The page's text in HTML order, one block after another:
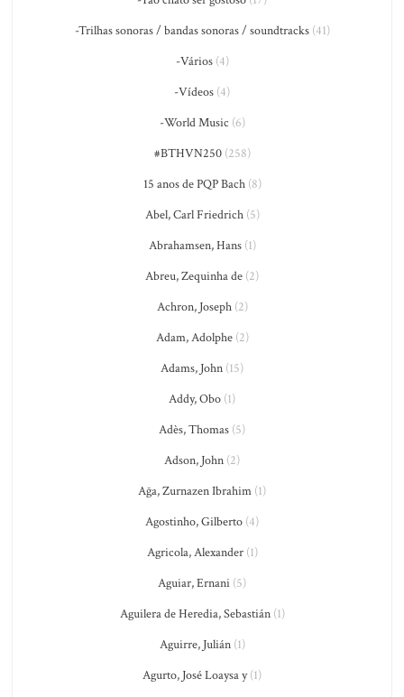
-Trilhas sonoras / bandas sonoras / soundtracks(41)
-Vários(4)
-Vídeos (4)
-World Music (6)
#BTHVN250(258)
15 anos de PQP Bach(8)
Abel, Carl Friedrich(5)
Abrahamsen, Hans(1)
Abreu, Zequinha de (2)
Achron, Joseph(2)
Adam, Adolphe(2)
Adams, John (15)
Addy, Obo (1)
Adès, Thomas (5)
Adson, John (2)
Ağa, Zurnazen Ibrahim (1)
Agostinho, Gilberto (4)
Agricola, Alexander(1)
Aguiar, Ernani (5)
Aguilera de Heredia, Sebastián(1)
Aguirre, Julián(1)
Agurto, José Loaysa y(1)